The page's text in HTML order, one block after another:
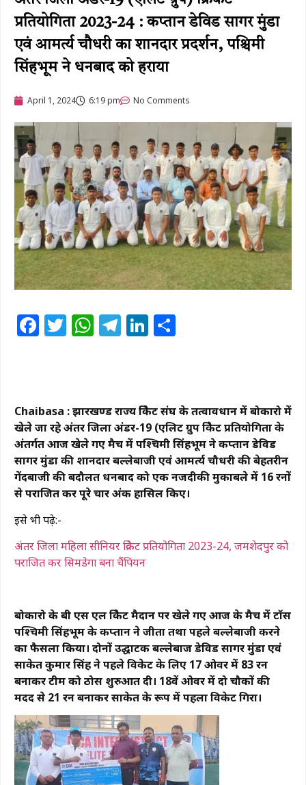
प्रतियोगिता 2023-24 : कप्तान डेविड सागर मुंडा
एवं आमर्त्य चौधरी का शानदार प्रदर्शन, पश्चिमी
सिंहभूम ने धनबाद को हराया
April 1, 2024 6:19 pm No Comments
Facebook
Twitter
WhatsApp
Telegram
LinkedIn
Chaibasa : झारखण्ड राज्य क्रिकेट संघ के तत्वावधान में बोकारो में
खेले जा रहे अंतर जिला अंडर-19 (एलिट ग्रुप क्रिकेट प्रतियोगिता के
अंतर्गत आज खेले गए मैच में पश्चिमी सिंहभूम ने कप्तान डेविड
सागर मुंडा की शानदार बल्लेबाजी एवं आमर्त्य चौधरी की बेहतरीन
गेंदबाजी की बदौलत धनबाद को एक नजदीकी मुकाबले में 16 रनों
से पराजित कर पूरे चार अंक हासिल किए।
इसे भी पढ़े:-
अंतर जिला महिला सीनियर क्रिकेट प्रतियोगिता 2023-24, जमशेदपुर को
पराजित कर सिमडेगा बना चैंपियन
बोकारो के बी एस एल क्रिकेट मैदान पर खेले गए आज के मैच में टॉस
पश्चिमी सिंहभूम के कप्तान ने जीता तथा पहले बल्लेबाजी करने
का फैसला किया। दोनों उद्घाटक बल्लेबाज डेविड सागर मुंडा एवं
साकेत कुमार सिंह ने पहले विकेट के लिए 17 ओवर में 83 रन
बनाकर टीम को ठोस शुरुआत दी। 18वें ओवर में दो चौकों की
मदद से 21 रन बनाकर साकेत के रूप में पहला विकेट गिरा।